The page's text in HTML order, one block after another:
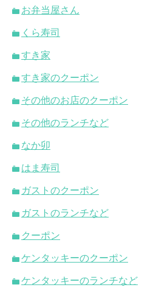
お弁当屋さん
くら寿司
すき家
すき家のクーポン
その他のお店のクーポン
その他のランチなど
なか卯
はま寿司
ガストのクーポン
ガストのランチなど
クーポン
ケンタッキーのクーポン
ケンタッキーのランチなど